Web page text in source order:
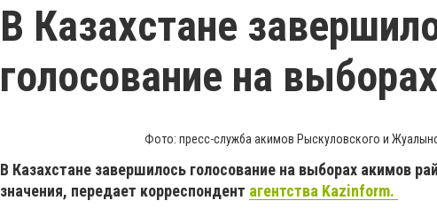
В Казахстане
голосование на
Фото: пресс-служба акимов Рыскуловского и
В Казахстане завершилось голосование на выборах акимов
значения, передает корреспондент агентства Kazinform.